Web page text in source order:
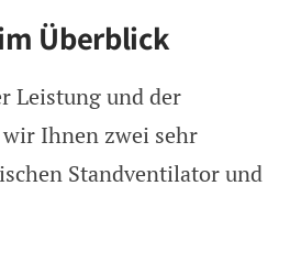
Überblick
Leistung und der
Ihnen zwei sehr
Standventilator und